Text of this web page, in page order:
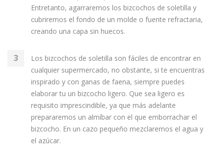
Entretanto, agarraremos los bizcochos de soletilla y
cubriremos el fondo de un molde o fuente refractaria,
creando una capa sin huecos.
Los bizcochos de soletilla son fáciles de encontrar en
cualquier supermercado, no obstante, si te encuentras
inspirado y con ganas de faena, siempre puedes
elaborar tu un bizcocho ligero. Que sea ligero es
requisito imprescindible, ya que más adelante
prepararemos un almíbar con el que emborrachar el
bizcocho. En un cazo pequeño mezclaremos el agua y
el azúcar.